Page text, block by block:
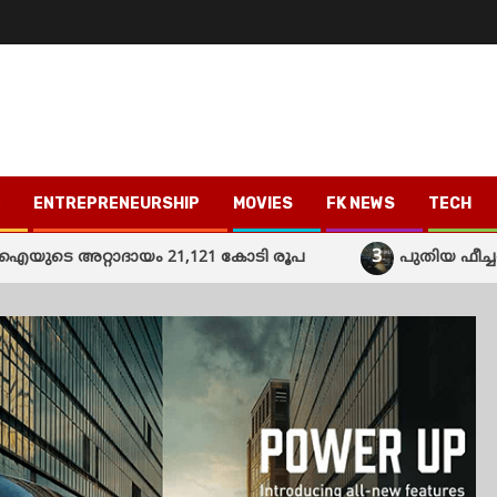
ENTREPRENEURSHIP MOVIES FK NEWS TECH
21,121 കോടി രൂപ 3 പുതിയ